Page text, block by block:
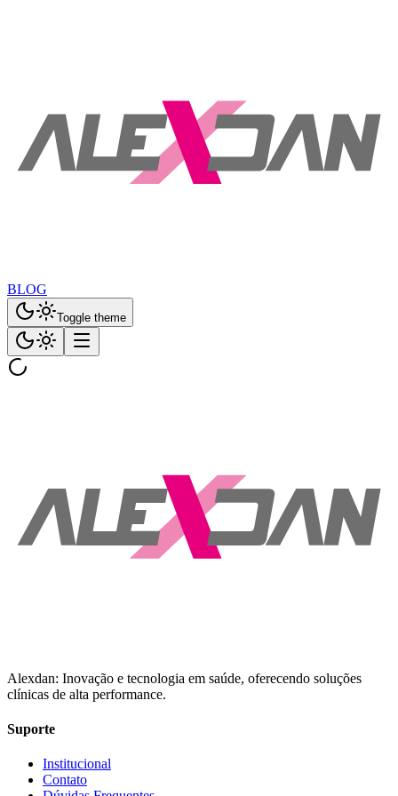
BLOG
Toggle theme
Alexdan: Inovação e tecnologia em saúde, oferecendo soluções
clínicas de alta performance.
Suporte
Institucional
Contato